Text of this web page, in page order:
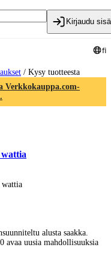
Kirjaudu
fi
/ Kysy tuotteesta
Verkkokauppa.com-
wattia
alusta saakka.
avaa uusia mahdollisuuksia